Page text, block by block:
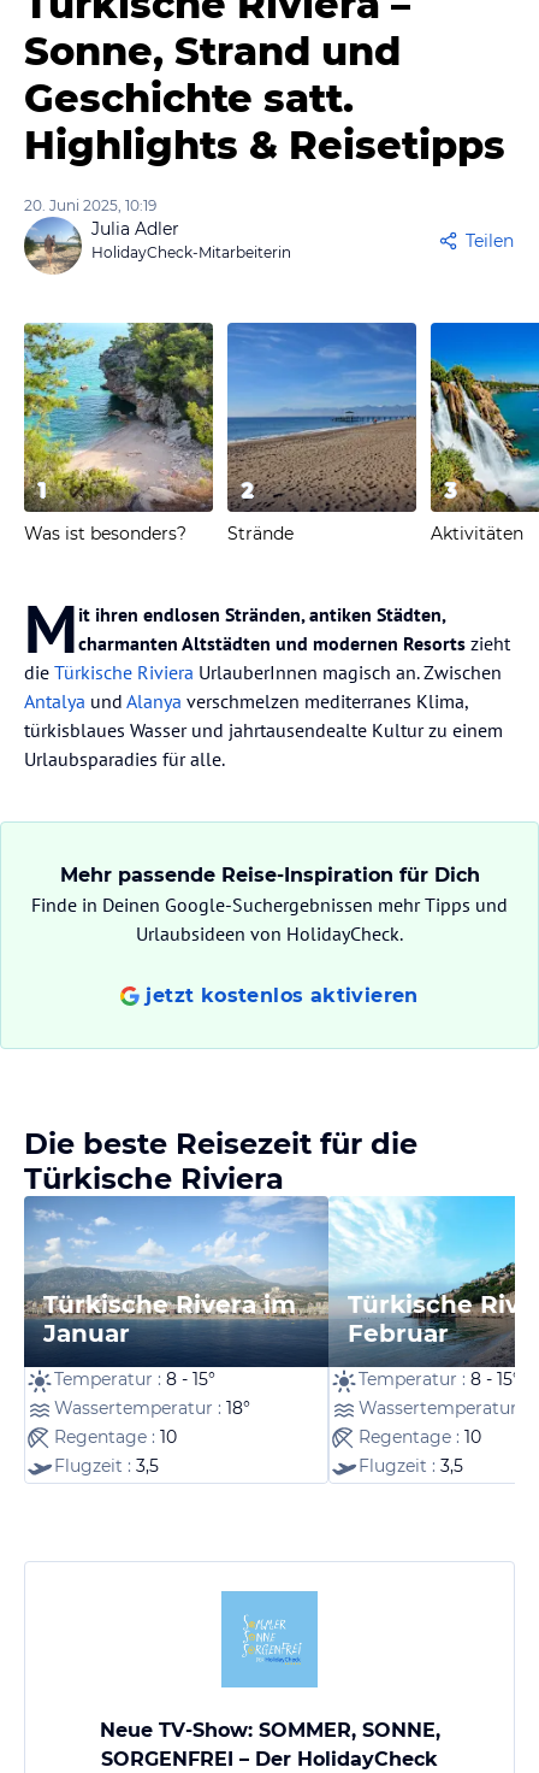
Sonne, Strand und
Geschichte satt.
Highlights & Reisetipps
20. Juni 2025, 10:19
Julia Adler
HolidayCheck-Mitarbeiterin
Teilen
1
Was ist besonders?
2
Strände
3
Aktivitäten
M it ihren endlosen Stränden, antiken Städten,
charmanten Altstädten und modernen Resorts zieht
die Türkische Riviera UrlauberInnen magisch an. Zwischen
Antalya und Alanya verschmelzen mediterranes Klima,
türkisblaues Wasser und jahrtausendealte Kultur zu einem
Urlaubsparadies für alle.
Mehr passende Reise-Inspiration für Dich
Finde in Deinen Google-Suchergebnissen mehr Tipps und
Urlaubsideen von HolidayCheck.
jetzt kostenlos aktivieren
Die beste Reisezeit für die
Türkische Riviera
Türkische Rivera im
Januar
Temperatur : 8 - 15°
Wassertemperatur : 18°
Regentage : 10
Flugzeit : 3,5
Türkische
Februar
Temperatur : 8 - 15°
Wassertemperatur :
Regentage : 10
Flugzeit : 3,5
Neue TV-Show: SOMMER, SONNE,
SORGENFREI – Der HolidayCheck